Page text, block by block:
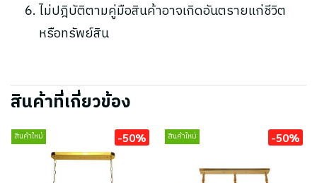
ไม่ปฎิบัติตามคู่มือสินค้าอาจเกิดอันตรายแก่ชีวิต
หรือทรัพย์สิน
สินค้าที่เกี่ยวข้อง
สินค้าใหม่ -50% สินค้าใหม่ -50%